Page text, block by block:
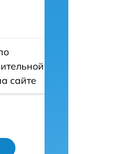
сайте